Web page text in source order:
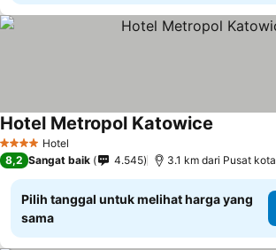
4 BintangHotel
Hotel Metropol Katowice
8,2 Sangat baik 4.545 3.1 km dari Pusat kota
Pilih tanggal untuk melihat harga yang
sama